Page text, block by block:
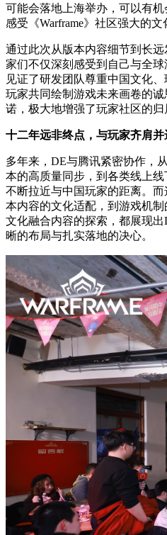
可能会落地上海举办，可以有机
感受《Warframe》社区强大的文
通过此次从版本内容细节到长
家们不仅深刻感受到自己与全
见证了研发团队尊重中国文化
玩家共同绘制游戏未来画卷的
诺，极大地增强了玩家社区的归
十二年远非终点，与玩家齐肩并
多年来，DE与腾讯紧密协作，
本的高质量同步，到各类线上线
不断拉近与中国玩家的距离。
本内容的文化适配，到游戏机
文化融合内容的探索，都展现
晰的布局与扎实落地的决心。